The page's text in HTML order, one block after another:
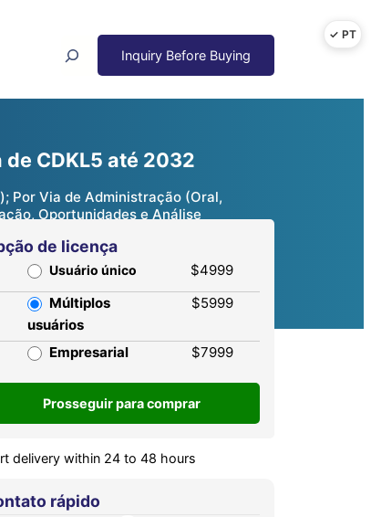
CDKL5 até 2032
Por Via de Administração (Oral,
Oportunidades e Análise
de licença
Usuário único
$4999
Múltiplos
usuários
$5999
Empresarial $7999
delivery within 24 to 48 hours
rápido